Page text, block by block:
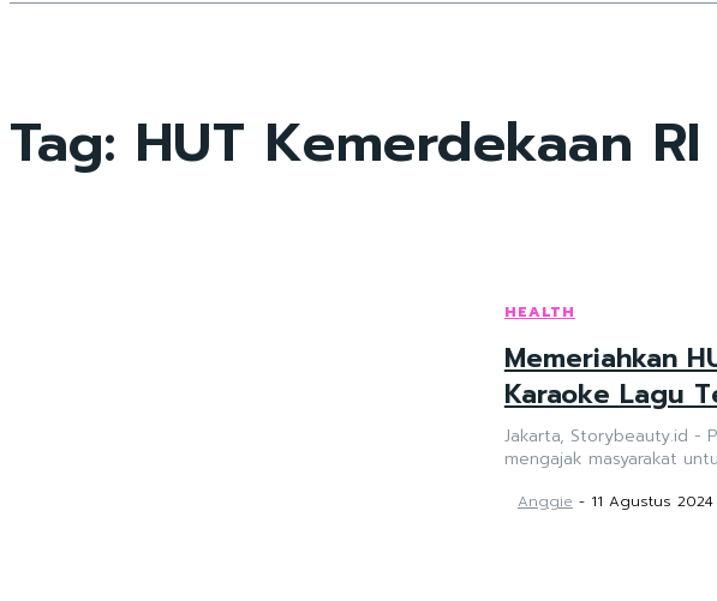
Tag: HUT Kemerdekaan
HEALTH
Memeriahkan
Karaoke Lagu
Jakarta, Storybeauty.id -
Anggie - 11 Agustus 2024